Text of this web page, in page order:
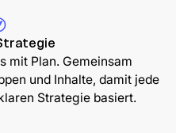
mit Plan. Gemeinsam
und Inhalte, damit jede
Strategie basiert.